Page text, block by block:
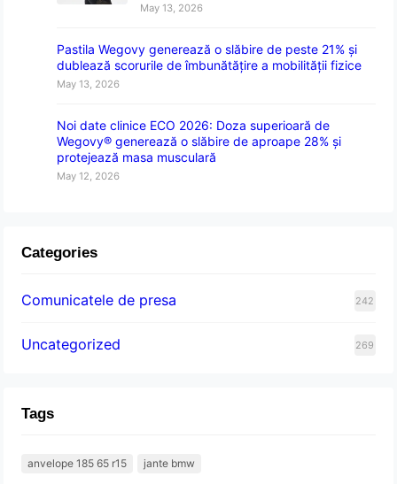
May 13, 2026
Pastila Wegovy generează o slăbire de peste 21% și
dublează scorurile de îmbunătățire a mobilității fizice
May 13, 2026
Noi date clinice ECO 2026: Doza superioară de
Wegovy® generează o slăbire de aproape 28% și
protejează masa musculară
May 12, 2026
Categories
Comunicatele de presa 242
Uncategorized 269
Tags
anvelope 185 65 r15 jante bmw